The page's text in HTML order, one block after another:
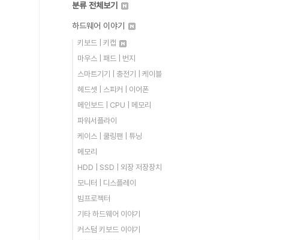
분류 전체보기
하드웨어 이야기
키보드 | 키캡
마우스 | 패드 | 번지
스마트기기 | 충전기 | 케이블
헤드셋 | 스피커 | 이어폰
메인보드 | CPU | 메모리
파워서플라이
케이스 | 쿨링팬 | 튜닝
메모리
HDD | SSD | 외장 저장장치
모니터 | 디스플레이
빔프로젝터
기타 하드웨어 이야기
커스텀 키보드 이야기